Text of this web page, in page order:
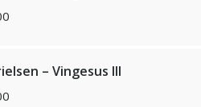
– Vingesus III